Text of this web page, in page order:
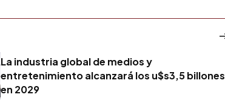
La industria global de medios y
entretenimiento alcanzará los u$s3,5 billones
en 2029